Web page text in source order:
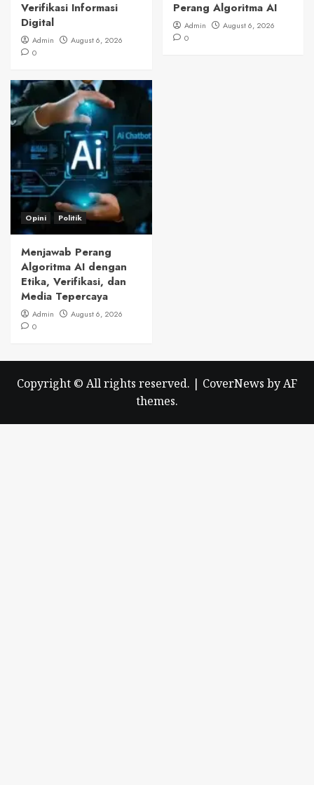
Verifikasi Informasi
Digital
Admin
August 6, 2026
0
Perang Algoritma AI
Admin
August 6, 2026
0
Opini Politik
Menjawab Perang
Algoritma AI dengan
Etika, Verifikasi, dan
Media Tepercaya
Admin
August 6, 2026
0
Copyright © All rights reserved. | CoverNews by AF
themes.